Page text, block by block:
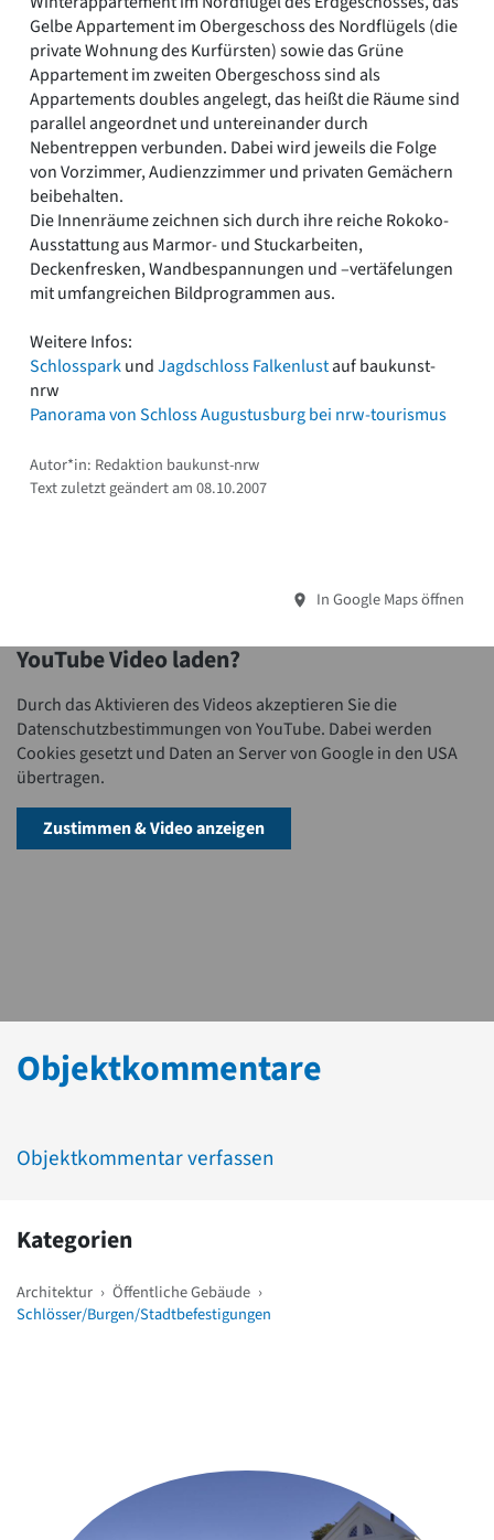
Gelbe Appartement im Obergeschoss des Nordflügels (die
private Wohnung des Kurfürsten) sowie das Grüne
Appartement im zweiten Obergeschoss sind als
Appartements doubles angelegt, das heißt die Räume sind
parallel angeordnet und untereinander durch
Nebentreppen verbunden. Dabei wird jeweils die Folge
von Vorzimmer, Audienzzimmer und privaten Gemächern
beibehalten.
Die Innenräume zeichnen sich durch ihre reiche Rokoko-
Ausstattung aus Marmor- und Stuckarbeiten,
Deckenfresken, Wandbespannungen und –vertäfelungen
mit umfangreichen Bildprogrammen aus.
Weitere Infos:
SchlossparkundJagdschloss Falkenlustauf baukunst-
nrw
Panorama von Schloss Augustusburg bei nrw-tourismus
Autor*in: Redaktion baukunst-nrw
Text zuletzt geändert am 08.10.2007
In Google Maps öffnen
YouTube Video laden?
Durch das Aktivieren des Videos akzeptieren Sie die
Datenschutzbestimmungen von YouTube. Dabei werden
Cookies gesetzt und Daten an Server von Google in den USA
übertragen.
Zustimmen & Video anzeigen
Objektkommentare
Objektkommentar verfassen
Kategorien
Architektur › Öffentliche Gebäude ›
Schlösser/Burgen/Stadtbefestigungen